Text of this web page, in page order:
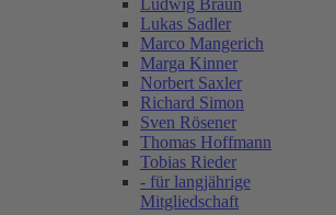
Ludwig Braun
Lukas Sadler
Marco Mangerich
Marga Kinner
Norbert Saxler
Richard Simon
Sven Rösener
Thomas Hoffmann
Tobias Rieder
- für langjährige
Mitgliedschaft